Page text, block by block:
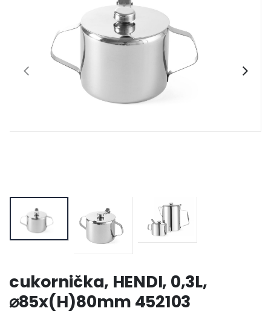
cukornička, HENDI, 0,3L,
⌀85x(H)80mm 452103